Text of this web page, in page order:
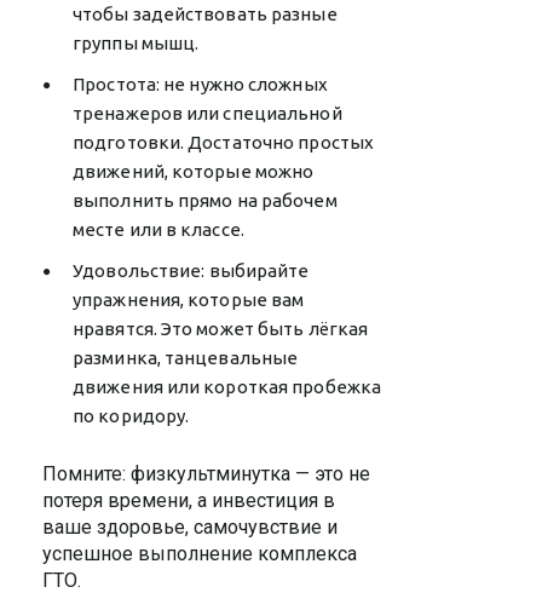
чтобы задействовать разные
группы мышц.
Простота: не нужно сложных
тренажеров или специальной
подготовки. Достаточно простых
движений, которые можно
выполнить прямо на рабочем
месте или в классе.
Удовольствие: выбирайте
упражнения, которые вам
нравятся. Это может быть лёгкая
разминка, танцевальные
движения или короткая пробежка
по коридору.
Помните: физкультминутка — это не
потеря времени, а инвестиция в
ваше здоровье, самочувствие и
успешное выполнение комплекса
ГТО.